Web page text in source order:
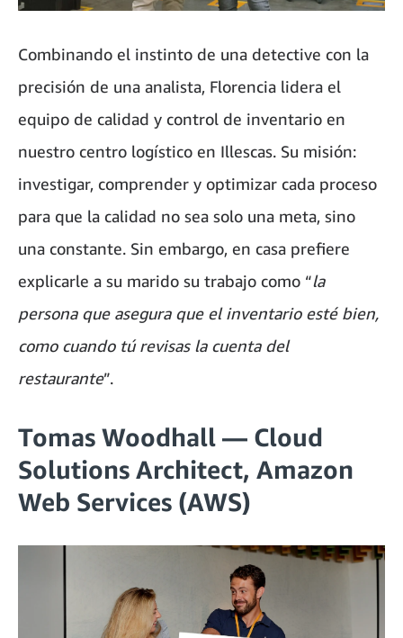
Combinando el instinto de una detective con la
precisión de una analista, Florencia lidera el
equipo de calidad y control de inventario en
nuestro centro logístico en Illescas. Su misión:
investigar, comprender y optimizar cada proceso
para que la calidad no sea solo una meta, sino
una constante. Sin embargo, en casa prefiere
explicarle a su marido su trabajo como “la
persona que asegura que el inventario esté bien,
como cuando tú revisas la cuenta del
restaurante”.
Tomas Woodhall — Cloud
Solutions Architect, Amazon
Web Services (AWS)